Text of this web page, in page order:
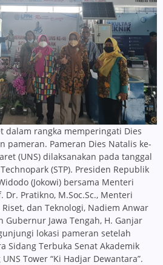
dalam rangka memperingati Dies
pameran. Pameran Dies Natalis ke-
(UNS) dilaksanakan pada tanggal
(STP). Presiden Republik
(Jokowi) bersama Menteri
Dr. Pratikno, M.Soc.Sc., Menteri
dan Teknologi, Nadiem Anwar
Gubernur Jawa Tengah, H. Ganjar
lokasi pameran setelah
Sidang Terbuka Senat Akademik
Tower “Ki Hadjar Dewantara”.